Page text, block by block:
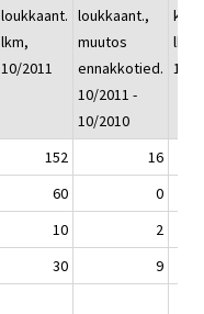
loukkaant.
lkm,
10/2011
loukkaant.,
muutos
ennakkotied.
10/2011 -
10/2010
lkm,
10/
152
16
60
0
10
2
30
9